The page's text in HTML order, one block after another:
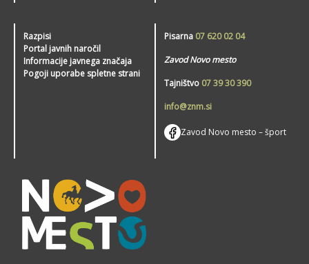
Razpisi
Portal javnih naročil
Informacije javnega značaja
Pogoji uporabe spletne strani
Pisarna 07 620 02 04
Zavod Novo mesto
Tajništvo 07 39 30 390
info@znm.si
Zavod Novo mesto – šport